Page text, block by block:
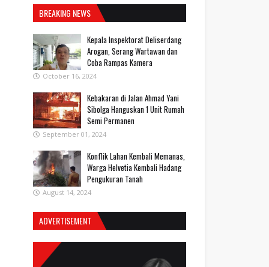
BREAKING NEWS
Kepala Inspektorat Deliserdang
Arogan, Serang Wartawan dan
Coba Rampas Kamera
October 16, 2024
Kebakaran di Jalan Ahmad Yani
Sibolga Hanguskan 1 Unit Rumah
Semi Permanen
September 01, 2024
Konflik Lahan Kembali Memanas,
Warga Helvetia Kembali Hadang
Pengukuran Tanah
August 14, 2024
ADVERTISEMENT